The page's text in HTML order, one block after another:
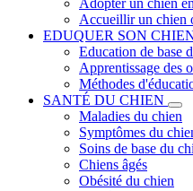
Adopter un chien
Accueillir un chien
EDUQUER SON
Education de base
Apprentissage des
Méthodes
SANTÉ DU CHIEN
Maladies du chien
Symptômes du
Soins de base du
Chiens âgés
Obésité du chien